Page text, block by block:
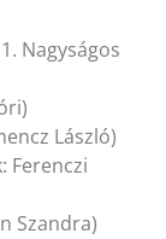
Nagyságos
László)
Ferenczi
Szandra)